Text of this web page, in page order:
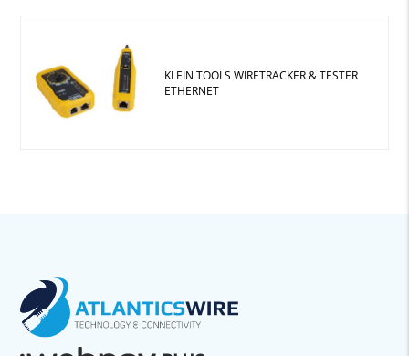
KLEIN TOOLS WIRETRACKER & TESTER
ETHERNET